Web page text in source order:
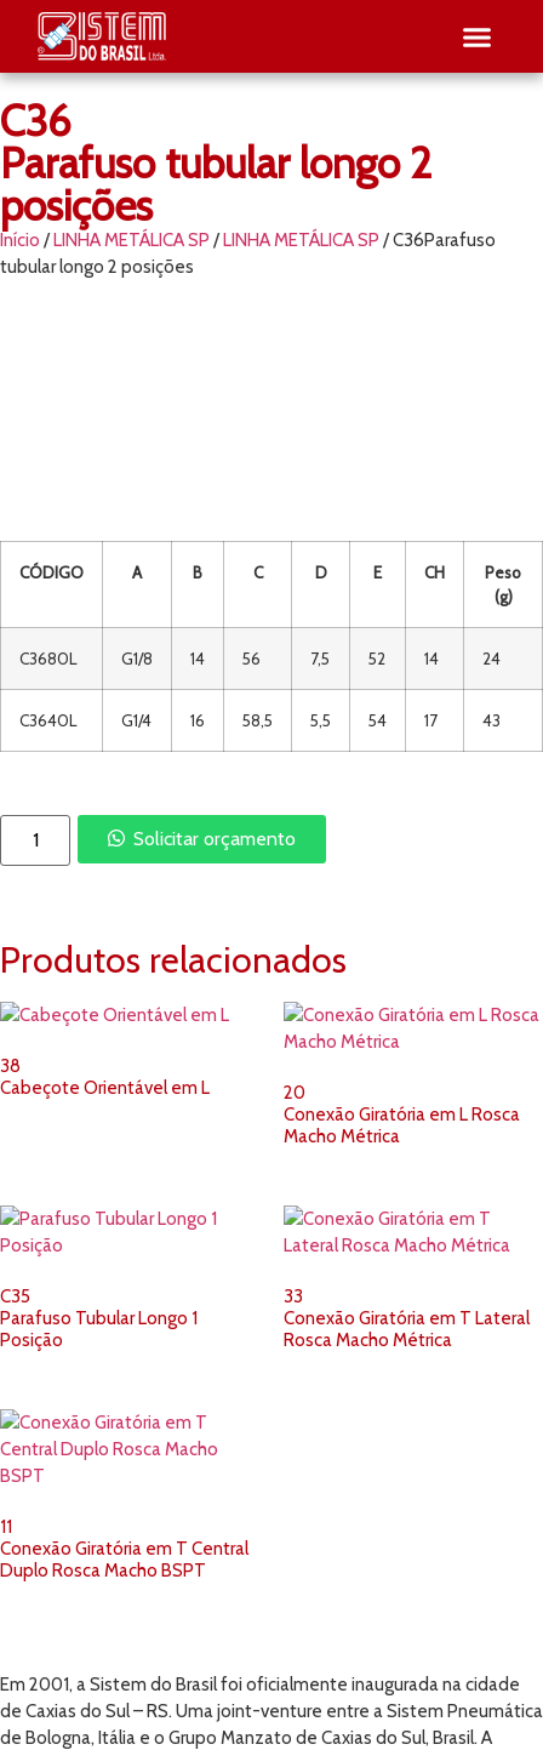
C36
Parafuso tubular longo 2
posições
Início /LINHA METÁLICA SP /LINHA METÁLICA SP / C36Parafuso
tubular longo 2 posições
CÓDIGO A B C D E CH
Peso
(g)
C3680L G1/8 14 56 7,5 52 14 24
C3640L G1/4 16 58,5 5,5 54 17 43
Solicitar orçamento
Produtos relacionados
38
Cabeçote Orientável em L
20
Conexão Giratória em L Rosca
Macho Métrica
C35
Parafuso Tubular Longo 1
Posição
33
Conexão Giratória em T Lateral
Rosca Macho Métrica
11
Conexão Giratória em T Central
Duplo Rosca Macho BSPT
Em 2001, a Sistem do Brasil foi oficialmente inaugurada na cidade
de Caxias do Sul – RS. Uma joint-venture entre a Sistem Pneumática
de Bologna, Itália e o Grupo Manzato de Caxias do Sul, Brasil. A